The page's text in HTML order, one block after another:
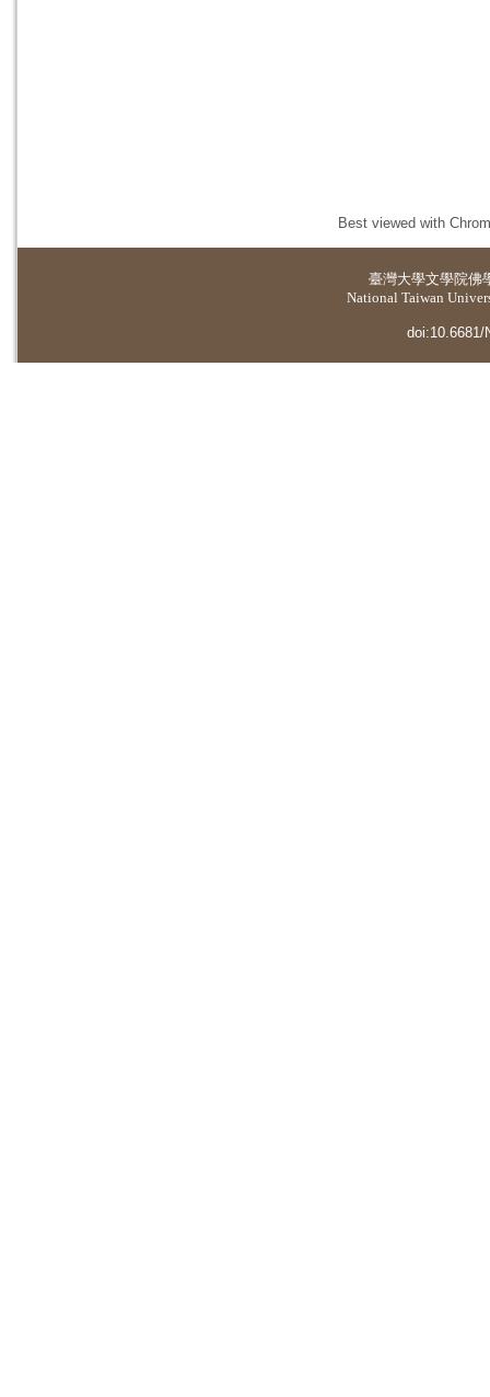
Best viewed with
臺灣大學文學院佛
National Taiwan
doi:10.6681/